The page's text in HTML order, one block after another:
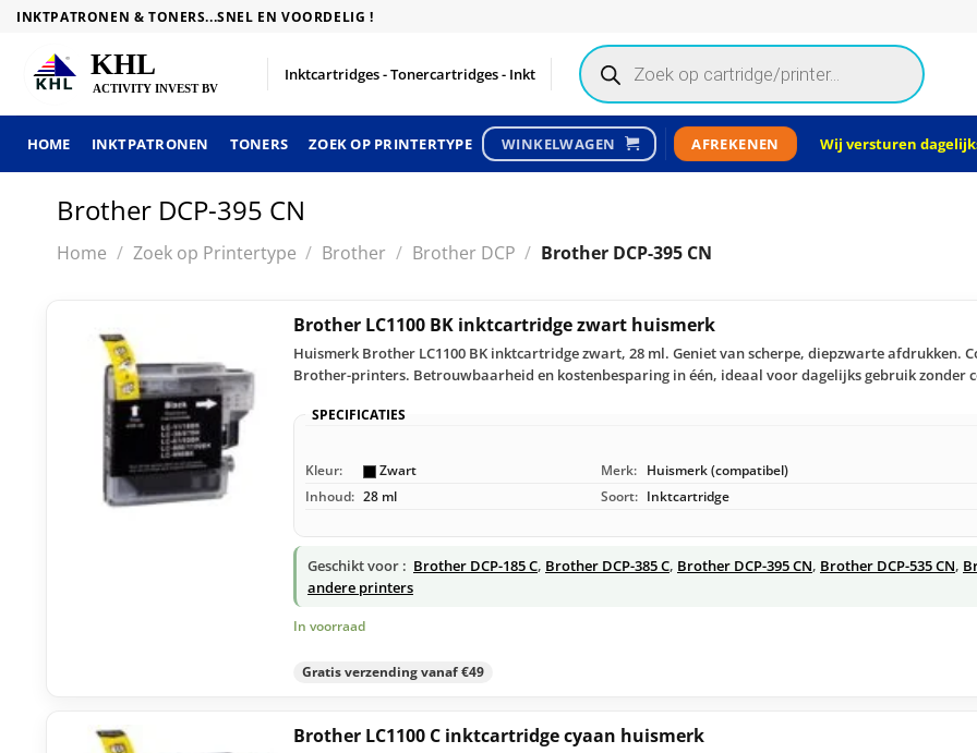
Skip
content
INKTPATRONEN & TONERS...SNEL EN VOORDELIG !
Inktcartridges - Tonercartridges - Inkt
Products
search
HOME INKTPATRONEN TONERS ZOEK OP PRINTERTYPE WINKELWAGEN AFREKENEN Wij versturen
Brother DCP-395 CN
Home / Zoek op Printertype / Brother / Brother DCP / Brother DCP-395 CN
Brother LC1100 BK inktcartridge zwart huismerk
Huismerk Brother LC1100 BK inktcartridge zwart, 28 ml. Geniet van scherpe, diepzwarte afdrukken.
Brother-printers. Betrouwbaarheid en kostenbesparing in één, ideaal voor dagelijks gebruik zonder
SPECIFICATIES
Kleur: Zwart Merk: Huismerk (compatibel)
Inhoud: 28 ml Soort: Inktcartridge
Geschikt voor : Brother DCP-185 C, Brother DCP-385 C, Brother DCP-395 CN, Brother DCP-535 CN,
andere printers
In voorraad
Gratis verzending vanaf €49
Brother LC1100 C inktcartridge cyaan huismerk